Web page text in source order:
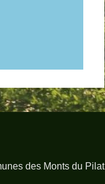
des Monts du Pilat